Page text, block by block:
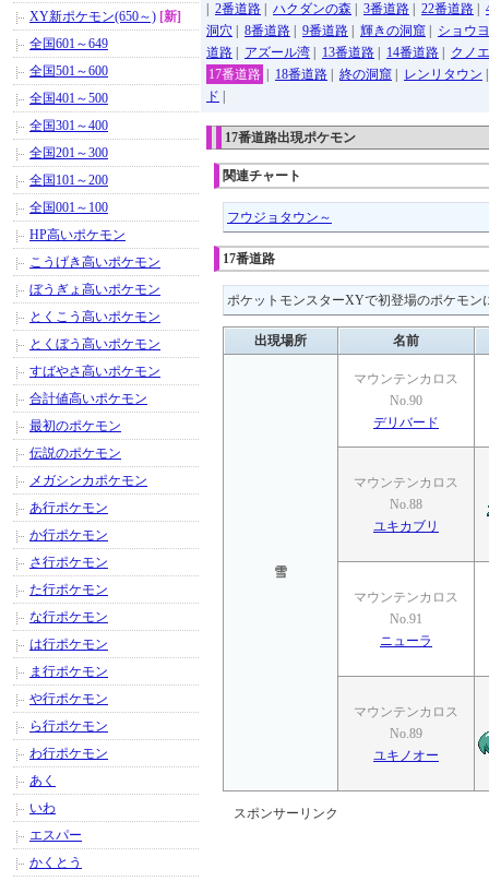
2番道路 ハクダンの森 3番道路 22番道路
洞穴
8番道路 9番道路 輝きの洞窟
ショウ
道路
アズール湾 13番道路 14番道路
クノ
17番道路
18番道路 終の洞窟 レンリタウン
ド
17番道路出現ポケモン
関連チャート
フウジョタウン～
17番道路
ポケットモンスターXYで初登場のポケモン
出現場所 名前
雪
マウンテンカロス
No.90
デリバード
マウンテンカロス
No.88
ユキカブリ
マウンテンカロス
No.91
ニューラ
マウンテンカロス
No.89
ユキノオー
スポンサーリンク
XY新ポケモン(650～) [新]
全国601～649
全国501～600
全国401～500
全国301～400
全国201～300
全国101～200
全国001～100
HP高いポケモン
こうげき高いポケモン
ぼうぎょ高いポケモン
とくこう高いポケモン
とくぼう高いポケモン
すばやさ高いポケモン
合計値高いポケモン
最初のポケモン
伝説のポケモン
メガシンカポケモン
あ行ポケモン
か行ポケモン
さ行ポケモン
た行ポケモン
な行ポケモン
は行ポケモン
ま行ポケモン
や行ポケモン
ら行ポケモン
わ行ポケモン
あく
いわ
エスパー
かくとう